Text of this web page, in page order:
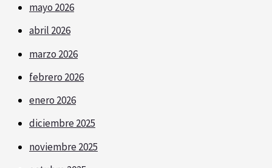
mayo 2026
abril 2026
marzo 2026
febrero 2026
enero 2026
diciembre 2025
noviembre 2025